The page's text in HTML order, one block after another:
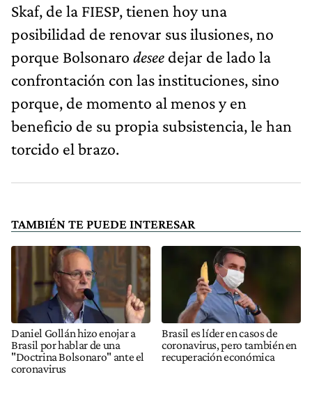
Skaf, de la FIESP, tienen hoy una
posibilidad de renovar sus ilusiones, no
porque Bolsonaro desee dejar de lado la
confrontación con las instituciones, sino
porque, de momento al menos y en
beneficio de su propia subsistencia, le han
torcido el brazo.
TAMBIÉN TE PUEDE INTERESAR
Daniel Gollán hizo enojar a
Brasil por hablar de una
"Doctrina Bolsonaro" ante el
coronavirus
Brasil es líder en casos de
coronavirus, pero también en
recuperación económica